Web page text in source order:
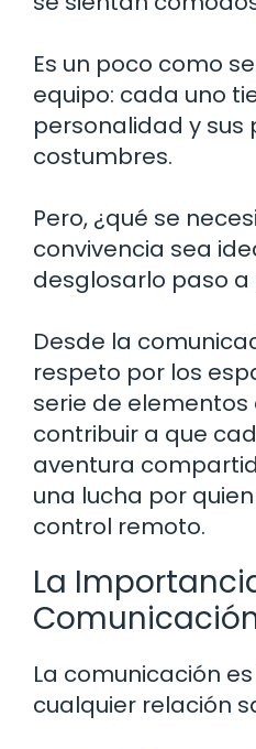
Es un poco como
equipo: cada uno
personalidad y sus
costumbres.
Pero, ¿qué se
convivencia sea
desglosarlo paso a
Desde la
respeto por los
serie de elementos
contribuir a que
aventura
una lucha por
control remoto.
La
La comunicación
cualquier relación